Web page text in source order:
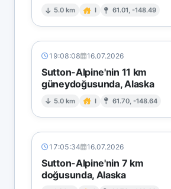
5.0 km I 61.01, -148.49
19:08:08 16.07.2026
Sutton-Alpine'nin 11 km
güneydoğusunda, Alaska
5.0 km I 61.70, -148.64
17:05:34 16.07.2026
Sutton-Alpine'nin 7 km
doğusunda, Alaska